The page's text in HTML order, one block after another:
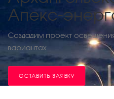
Апекс-
Создадим проект
вариантах
ОСТАВИТЬ ЗАЯВКУ